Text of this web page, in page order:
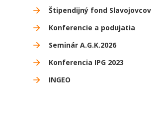
Štipendijný fond Slavojovcov
Konferencie a podujatia
Seminár A.G.K.2026
Konferencia IPG 2023
INGEO